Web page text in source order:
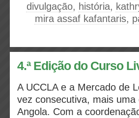
divulgação, história,
mira assaf kafantaris,
4.ª Edição do Curso
A UCCLA e a Mercado de
vez consecutiva, mais
Angola. Com a